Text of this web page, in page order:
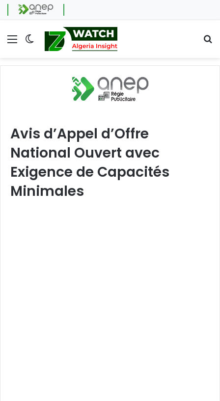
Menu Switch skin
Avis d’Appel d’Offre
National Ouvert avec
Exigence de Capacités
Minimales